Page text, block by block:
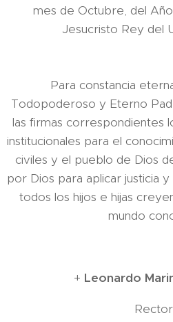
mes de Octubre, del
Jesucristo Rey del
Para constancia
Todopoderoso y Eterno
las firmas correspondientes
institucionales para el
civiles y el pueblo de Dios
por Dios para aplicar justicia
todos los hijos e hijas
mundo
+ Leonardo